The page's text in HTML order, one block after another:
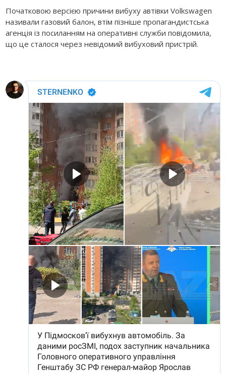
Початковою версією причини вибуху автівки Volkswagen
називали газовий балон, втім пізніше пропагандистська
агенція із посиланням на оперативні служби повідомила,
що це сталося через невідомий вибуховий пристрій.